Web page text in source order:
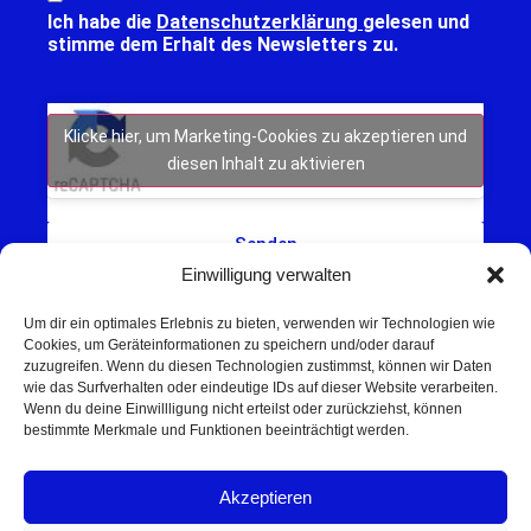
Einwilligung verwalten
Um dir ein optimales Erlebnis zu bieten, verwenden wir Technologien wie
Cookies, um Geräteinformationen zu speichern und/oder darauf
zuzugreifen. Wenn du diesen Technologien zustimmst, können wir Daten
wie das Surfverhalten oder eindeutige IDs auf dieser Website verarbeiten.
Wenn du deine Einwillligung nicht erteilst oder zurückziehst, können
bestimmte Merkmale und Funktionen beeinträchtigt werden.
Akzeptieren
Schweinfurt NEWS – Aktuelle Nachrichten,
Umgebung.
Ich habe die Datenschutzerklärung gelesen und
stimme dem Erhalt des Newsletters zu.
Klicke hier, um Marketing-Cookies zu akzeptieren und
diesen Inhalt zu aktivieren
Senden